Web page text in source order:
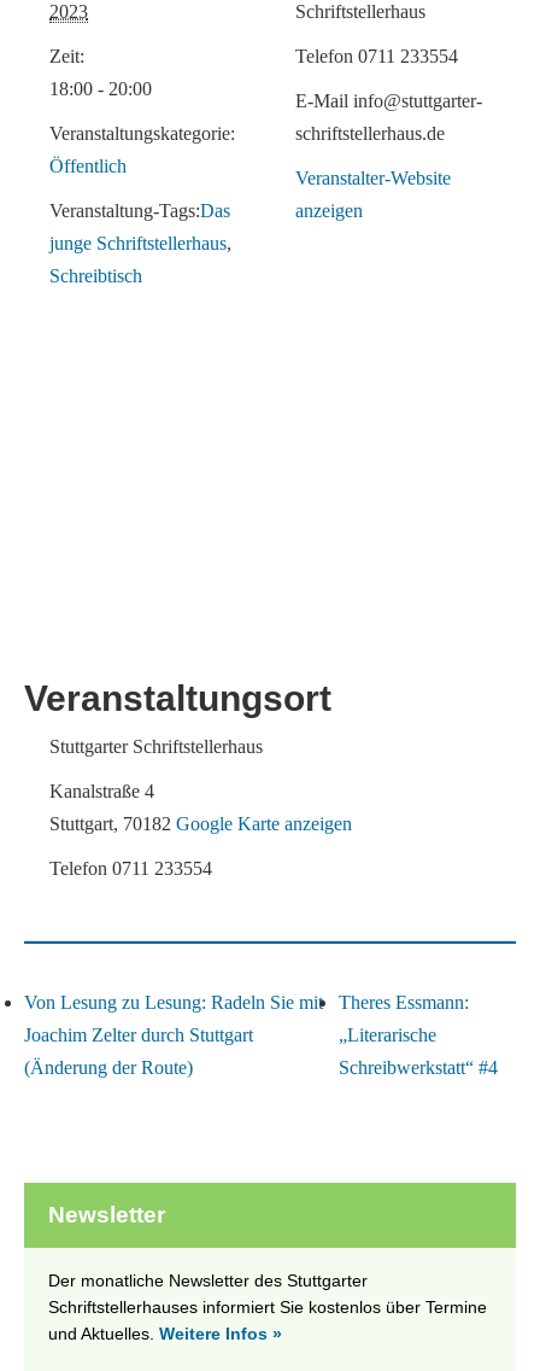
2023
Zeit:
18:00 - 20:00
Veranstaltungskategorie:
Öffentlich
Veranstaltung-Tags:Das
junge Schriftstellerhaus,
Schreibtisch
Schriftstellerhaus
Telefon 0711 233554
E-Mail info@stuttgarter-
schriftstellerhaus.de
Veranstalter-Website
anzeigen
Veranstaltungsort
Stuttgarter Schriftstellerhaus
Kanalstraße 4
Stuttgart, 70182 Google Karte anzeigen
Telefon 0711 233554
Von Lesung zu Lesung: Radeln Sie mit
Joachim Zelter durch Stuttgart
(Änderung der Route)
Theres Essmann:
„Literarische
Schreibwerkstatt“ #4
Newsletter
Der monatliche Newsletter des Stuttgarter
Schriftstellerhauses informiert Sie kostenlos über Termine
und Aktuelles. Weitere Infos »